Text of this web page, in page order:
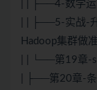
| | ├──4-数学
| | ├──5-实战-
Hadoop集群做
| | └──第19章-
| ├──第20章-